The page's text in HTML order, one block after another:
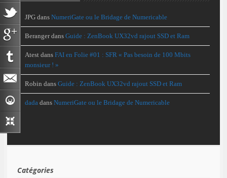
JPG dans NumeriGate ou le Bridage de Numericable
Berangerdans Guide : ZenBook UX32vd rajout SSD et Ram
Atest dans FAI en Folie #01 : SFR « Pas besoin de 100 Mbits
monsieur ! »
Robin dans Guide : ZenBook UX32vd rajout SSD et Ram
dada dans NumeriGate ou le Bridage de Numericable
Catégories